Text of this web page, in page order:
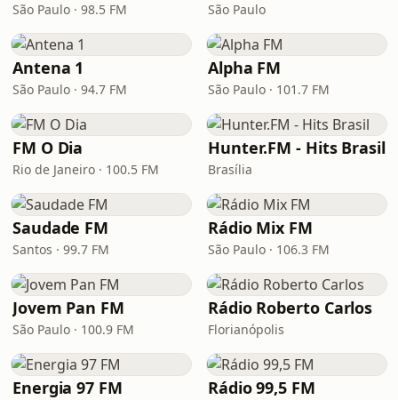
São Paulo · 98.5 FM São Paulo
Antena 1
São Paulo · 94.7 FM
Alpha FM
São Paulo · 101.7 FM
FM O Dia
Rio de Janeiro · 100.5 FM
Hunter.FM - Hits Brasil
Brasília
Saudade FM
Santos · 99.7 FM
Rádio Mix FM
São Paulo · 106.3 FM
Jovem Pan FM
São Paulo · 100.9 FM
Rádio Roberto Carlos
Florianópolis
Energia 97 FM Rádio 99,5 FM